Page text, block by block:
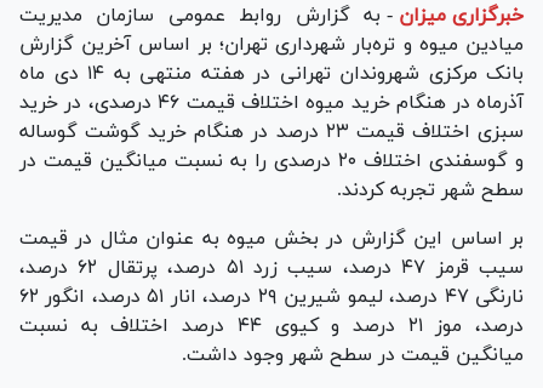
خبرگزاری میزان - به گزارش روابط عمومی سازمان مدیریت
میادین میوه و تره‌بار شهرداری تهران؛ بر اساس آخرین گزارش
بانک مرکزی شهروندان تهرانی در هفته منتهی به ۱۴ دی ماه
آذرماه در هنگام خرید میوه اختلاف قیمت ۴۶ درصدی، در خرید
سبزی اختلاف قیمت ۲۳ درصد در هنگام خرید گوشت گوساله
و گوسفندی اختلاف ۲۰ درصدی را به نسبت میانگین قیمت در
سطح شهر تجربه کردند.
بر اساس این گزارش در بخش میوه به عنوان مثال در قیمت
سیب قرمز ۴۷ درصد، سیب زرد ۵۱ درصد، پرتقال ۶۲ درصد،
نارنگی ۴۷ درصد، لیمو شیرین ۲۹ درصد، انار ۵۱ درصد، انگور ۶۲
درصد، موز ۲۱ درصد و کیوی ۴۴ درصد اختلاف به نسبت
میانگین قیمت در سطح شهر وجود داشت.